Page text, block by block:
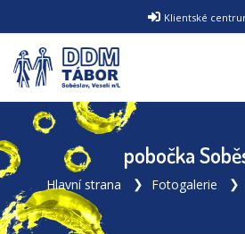
Klientské
pobočka
Hlavní strana Fotogalerie